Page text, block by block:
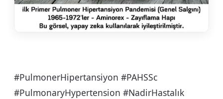
#PulmonerHipertansiyon #PAHSSc
#PulmonaryHypertension #NadirHastalık